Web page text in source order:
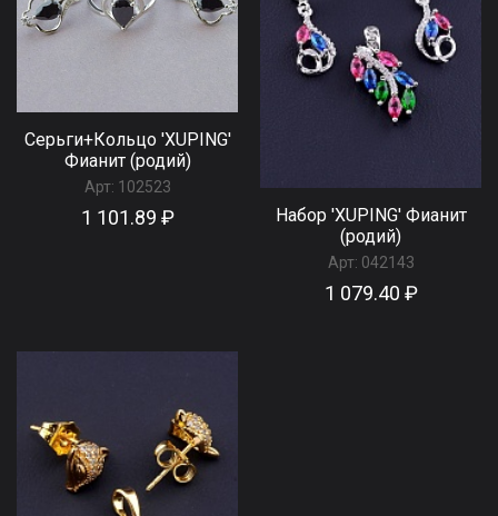
Серьги+Кольцо 'XUPING'
Фианит (родий)
Арт: 102523
1 101.89 ₽
Набор 'XUPING' Фианит
(родий)
Арт: 042143
1 079.40 ₽